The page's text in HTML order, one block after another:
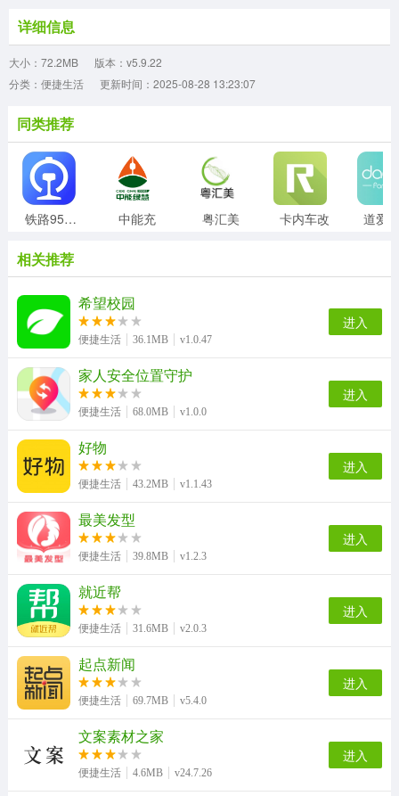
详细信息
大小：72.2MB
版本：v5.9.22
分类：便捷生活
更新时间：2025-08-28 13:23:07
同类推荐
铁路95306 中能充 粤汇美 卡内车改 道爱
相关推荐
希望校园
便捷生活 36.1MB v1.0.47
进入
家人安全位置守护
便捷生活 68.0MB v1.0.0
进入
好物
便捷生活 43.2MB v1.1.43
进入
最美发型
便捷生活 39.8MB v1.2.3
进入
就近帮
便捷生活 31.6MB v2.0.3
进入
起点新闻
便捷生活 69.7MB v5.4.0
进入
文案素材之家
便捷生活 4.6MB v24.7.26
进入